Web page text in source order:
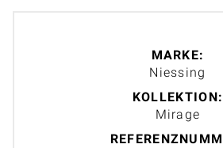
MARKE:
Niessing
KOLLEKTION:
Mirage